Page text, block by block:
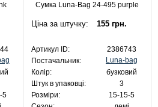
5
Сумка Luna-Bag 24-495 purple
Ціна за штучку: 155 грн.
Артикул ID:
2386743
Постачальник:
Luna-bag
Колір:
бузковий
Штук в упаковці:
3
Розміри:
15-15-5